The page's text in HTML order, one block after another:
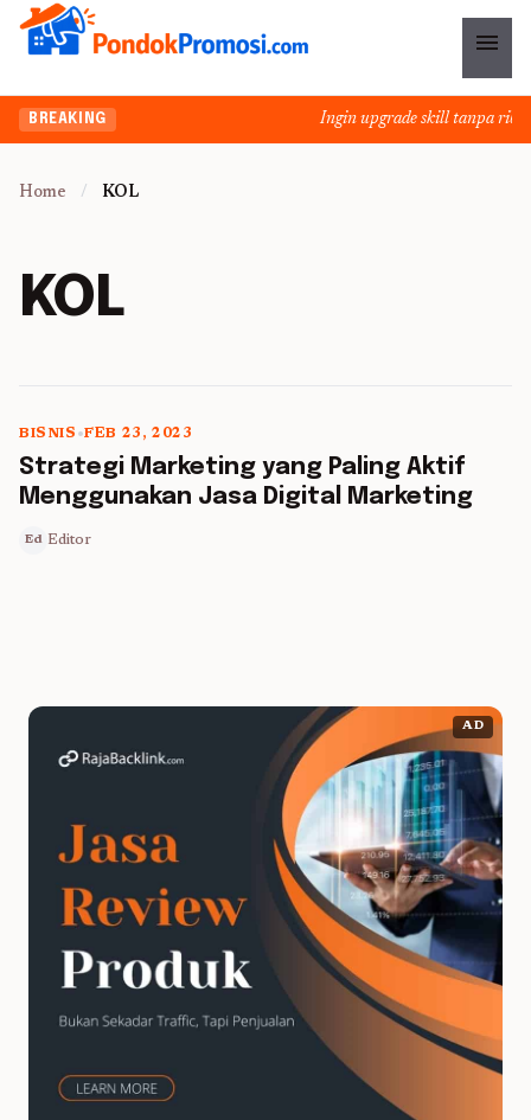
menu
BREAKING Ingin upgrade skill tanpa
Home / KOL
KOL
5 min read
BISNIS •FEB 23, 2023
Strategi Marketing yang Paling Aktif
Menggunakan Jasa Digital Marketing
Ed Editor
AD